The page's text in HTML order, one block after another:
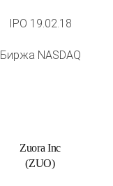
IPO 19.02.18
Биржа NASDAQ
Zuora Inc
(ZUO)